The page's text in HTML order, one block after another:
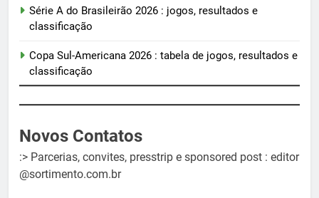
Série A do Brasileirão 2026 : jogos, resultados e
classificação
Copa Sul-Americana 2026 : tabela de jogos, resultados e
classificação
Novos Contatos
:> Parcerias, convites, presstrip e sponsored post : editor
@sortimento.com.br